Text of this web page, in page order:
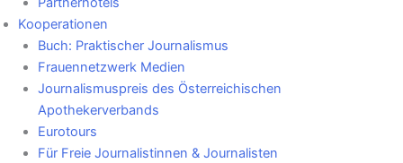
Kooperationen
Buch: Praktischer Journalismus
Frauennetzwerk Medien
Journalismuspreis des Österreichischen
Apothekerverbands
Eurotours
Für Freie Journalistinnen & Journalisten